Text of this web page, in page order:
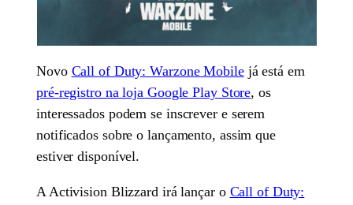
Novo Call of Duty: Warzone Mobilejá está em
pré-registro na loja Google Play Store, os
interessados podem se inscrever e serem
notificados sobre o lançamento, assim que
estiver disponível.
A Activision Blizzard irá lançar o Call of Duty: